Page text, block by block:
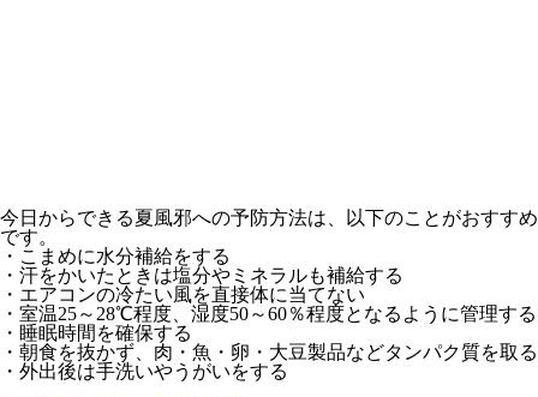
今日からできる夏風邪への予防方法は、以下のことがおすすめ
です。
・こまめに水分補給をする
・汗をかいたときは塩分やミネラルも補給する
・エアコンの冷たい風を直接体に当てない
・室温25～28℃程度、湿度50～60％程度となるように管理する
・睡眠時間を確保する
・朝食を抜かず、肉・魚・卵・大豆製品などタンパク質を取る
・外出後は手洗いやうがいをする